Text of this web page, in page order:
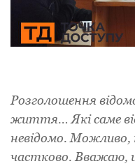
Розголошення
життя… Які саме
невідомо. Можливо,
частково. Вважаю,